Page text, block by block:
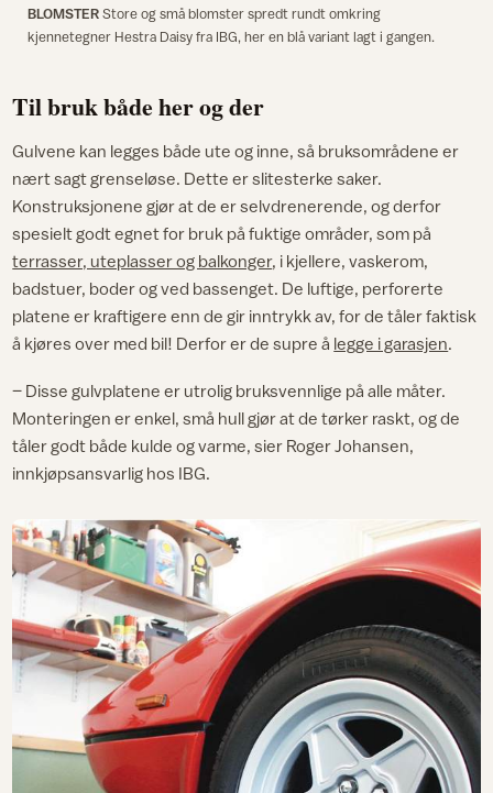
BLOMSTERStore og små blomster spredt rundt omkring
kjennetegner Hestra Daisy fra IBG, her en blå variant lagt i gangen.
Til bruk både her og der
Gulvene kan legges både ute og inne, så bruksområdene er
nært sagt grenseløse. Dette er slitesterke saker.
Konstruksjonene gjør at de er selvdrenerende, og derfor
spesielt godt egnet for bruk på fuktige områder, som på
terrasser, uteplasser og balkonger, i kjellere, vaskerom,
badstuer, boder og ved bassenget. De luftige, perforerte
platene er kraftigere enn de gir inntrykk av, for de tåler faktisk
å kjøres over med bil! Derfor er de supre å legge i garasjen.
– Disse gulvplatene er utrolig bruksvennlige på alle måter.
Monteringen er enkel, små hull gjør at de tørker raskt, og de
tåler godt både kulde og varme, sier Roger Johansen,
innkjøpsansvarlig hos IBG.